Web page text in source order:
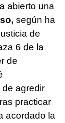
abierto una
según ha
de
6 de la
de
agredir
practicar
acordado la